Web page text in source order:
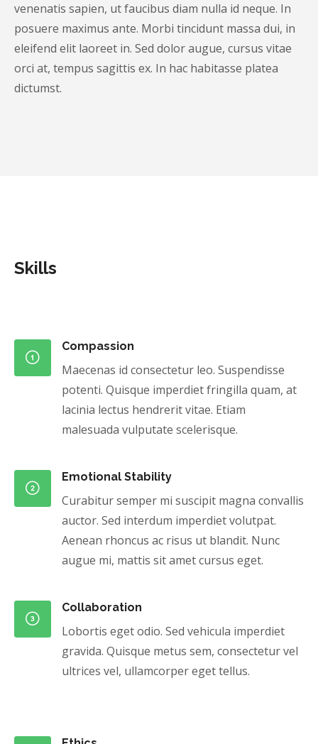
venenatis sapien, ut faucibus diam nulla id neque. In
posuere maximus ante. Morbi tincidunt massa dui, in
eleifend elit laoreet in. Sed dolor augue, cursus vitae
orci at, tempus sagittis ex. In hac habitasse platea
dictumst.
Skills
Compassion
Maecenas id consectetur leo. Suspendisse
potenti. Quisque imperdiet fringilla quam, at
lacinia lectus hendrerit vitae. Etiam
malesuada vulputate scelerisque.
Emotional Stability
Curabitur semper mi suscipit magna convallis
auctor. Sed interdum imperdiet volutpat.
Aenean rhoncus ac risus ut blandit. Nunc
augue mi, mattis sit amet cursus eget.
Collaboration
Lobortis eget odio. Sed vehicula imperdiet
gravida. Quisque metus sem, consectetur vel
ultrices vel, ullamcorper eget tellus.